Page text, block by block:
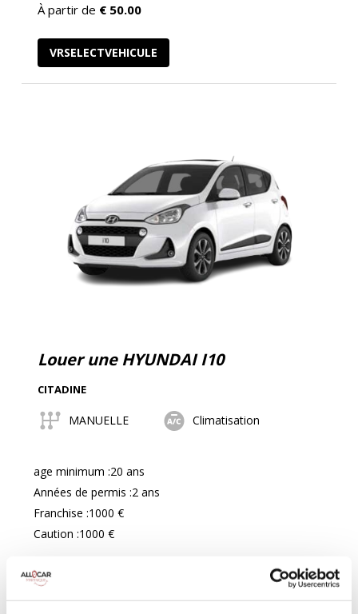
À partir de € 50.00
VRSELECTVEHICULE
Louer une HYUNDAI I10
CITADINE
MANUELLE Climatisation
age minimum :20 ans
Années de permis :2 ans
Franchise :1000 €
Caution :1000 €
À partir de